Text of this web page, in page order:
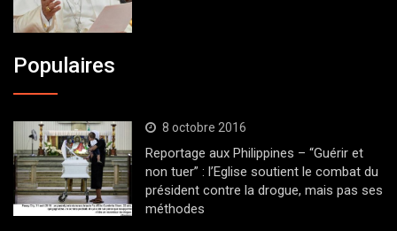
Populaires
8 octobre 2016
Reportage aux Philippines – “Guérir et
non tuer” : l’Eglise soutient le combat du
président contre la drogue, mais pas ses
méthodes